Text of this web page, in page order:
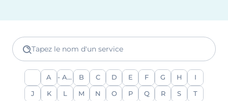
Tapez le nom d'un service
A - Alle - B C D E F G H
J K M N O P Q R S T